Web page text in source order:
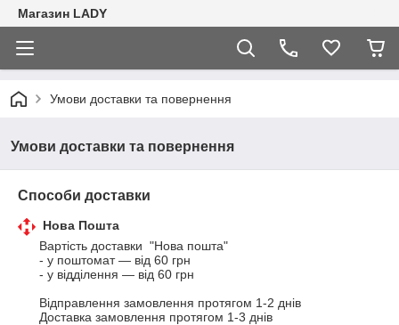
Магазин LADY
Умови доставки та повернення
Умови доставки та повернення
Способи доставки
Нова Пошта
Вартість доставки  "Нова пошта"
- у поштомат — від 60 грн
- у відділення — від 60 грн
Відправлення замовлення протягом 1-2 днів
Доставка замовлення протягом 1-3 днів